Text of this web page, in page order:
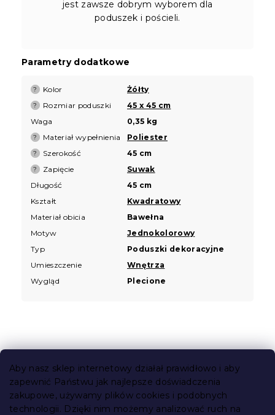
Aby nasz sklep internetowy działał prawidłowo i aby
zapewnić Państwu jak najlepsze doświadczenia
zakupowe, używamy plików cookies i podobnych
technologii. Dzięki nim możemy analizować ruch na
jest zawsze dobrym wyborem dla
poduszek i pościeli.
Parametry dodatkowe
? Kolor Żółty
? Rozmiar poduszki
45 x 45 cm
Waga
0,35 kg
? Materiał wypełnienia Poliester
? Szerokość 45 cm
? Zapięcie
Suwak
Długość
45 cm
Kształt
Kwadratowy
Materiał obicia
Bawełna
Motyw
Jednokolorowy
Typ
Poduszki dekoracyjne
Umieszczenie
Wnętrza
Wygląd
Plecione
S
Informacje dla Ciebie
Śledzenie zamówienia